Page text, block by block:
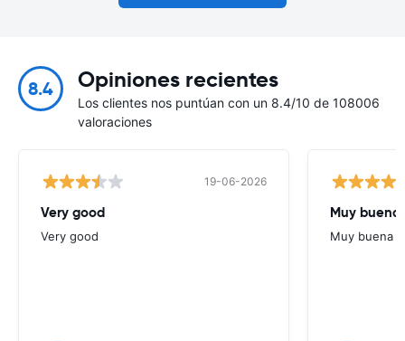
8.4 Opiniones recientes
Los clientes nos puntúan con un 8.4/10 de 108006
valoraciones
19-06-2026
Very good
Very good
Muy
Muy buena